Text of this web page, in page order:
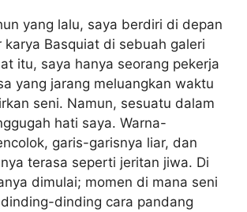
yang lalu, saya berdiri di depan
karya Basquiat di sebuah galeri
itu, saya hanya seorang pekerja
yang jarang meluangkan waktu
seni. Namun, sesuatu dalam
hati saya. Warna-
garis-garisnya liar, dan
terasa seperti jeritan jiwa. Di
dimulai; momen di mana seni
dinding cara pandang